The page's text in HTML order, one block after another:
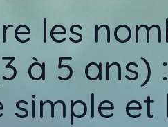
les
à 5 ans)
simple et